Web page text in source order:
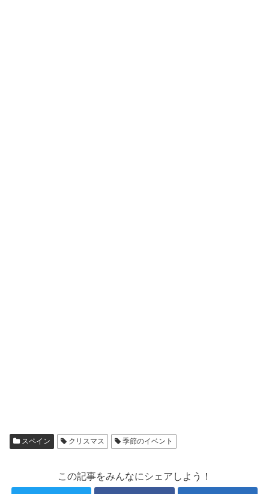
スペイン クリスマス 季節のイベント
この記事をみんなにシェアしよう！